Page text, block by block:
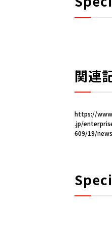
関連
https://
.jp/
609/19/